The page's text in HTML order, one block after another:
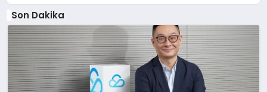
Son Dakika